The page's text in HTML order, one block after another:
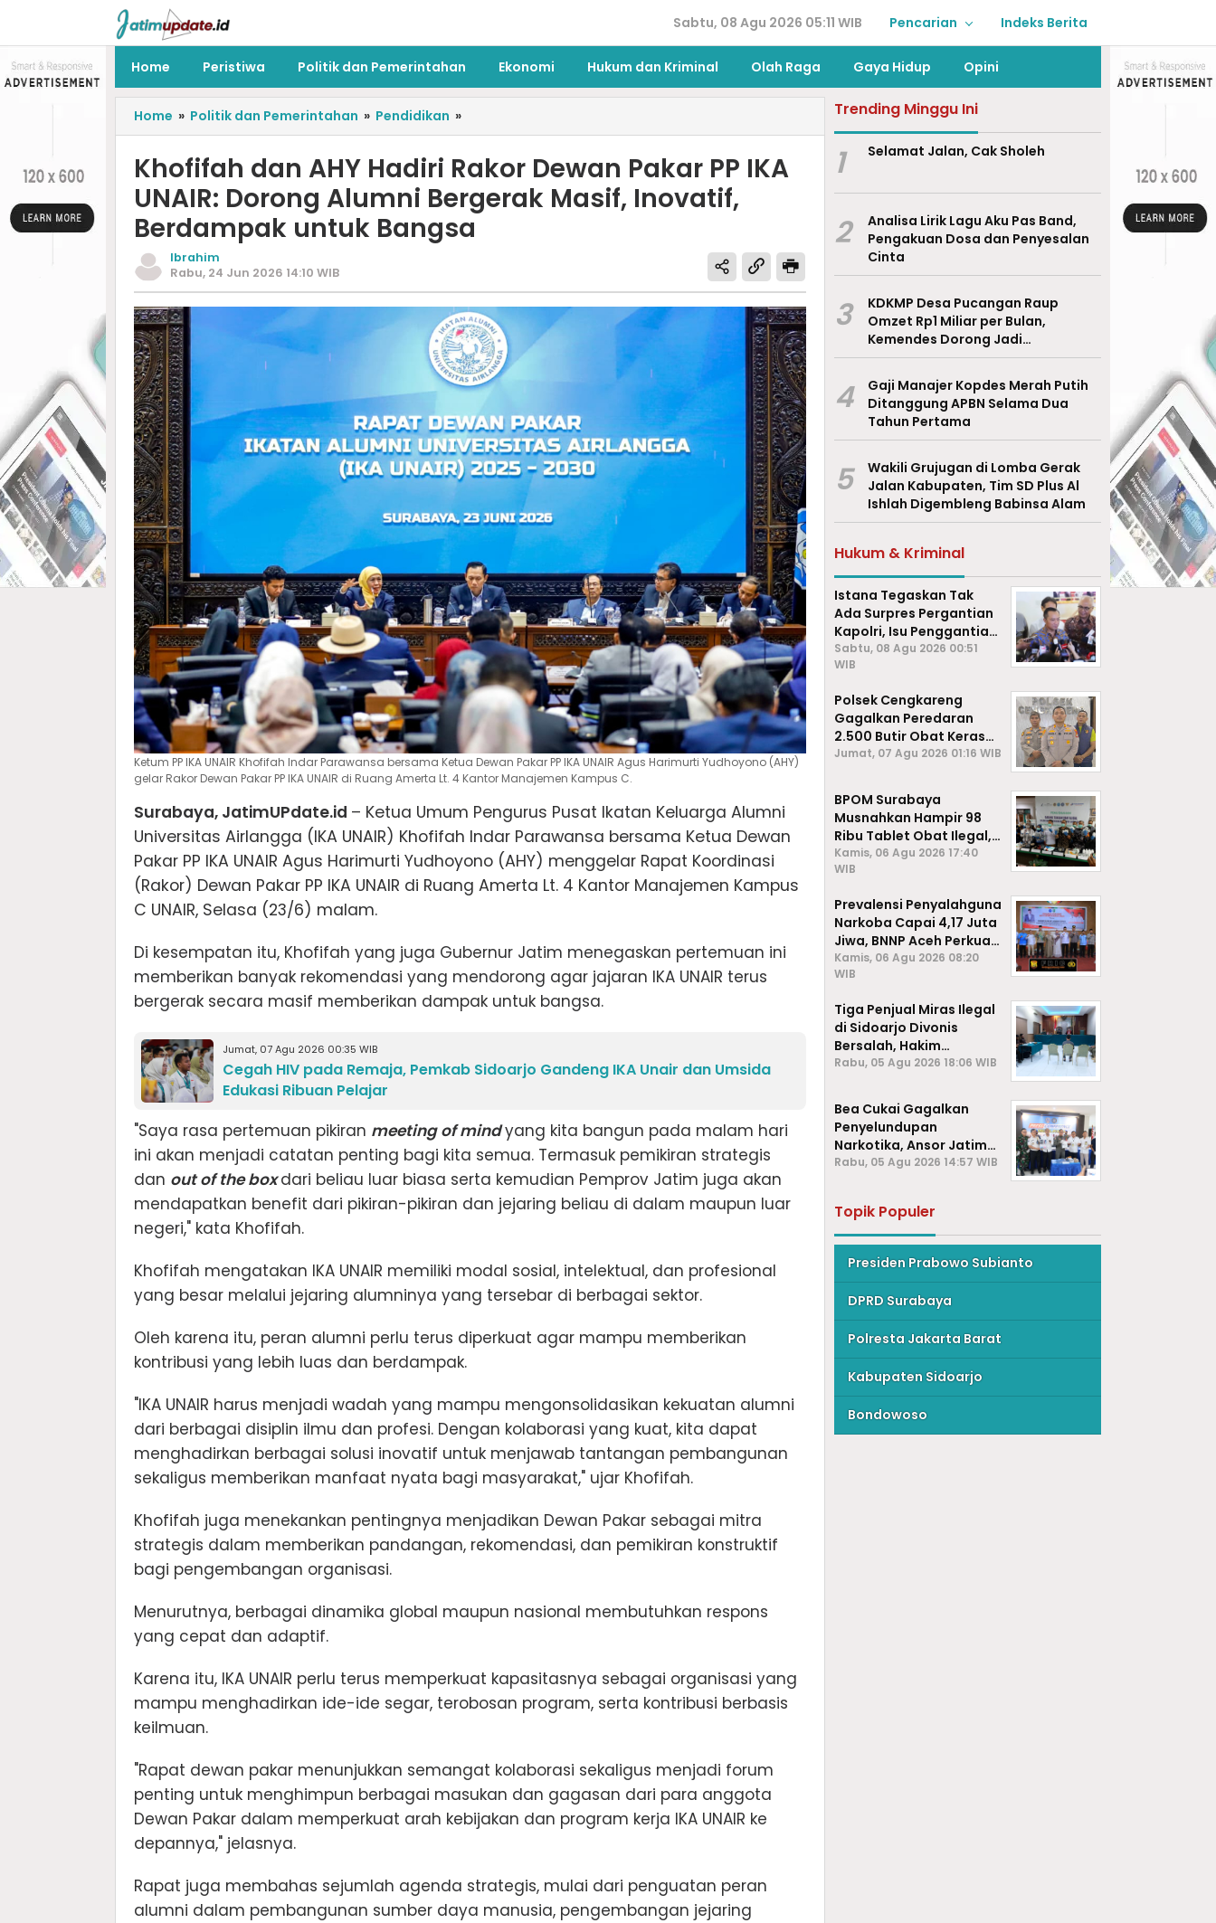
Sabtu, 08 Agu 2026 05:11 WIB Pencarian Indeks Berita
Home Peristiwa Politik dan Pemerintahan Ekonomi Hukum dan Kriminal Olah Raga Gaya Hidup Opini
Home » Politik dan Pemerintahan » Pendidikan »
Khofifah dan AHY Hadiri Rakor Dewan Pakar PP IKA
UNAIR: Dorong Alumni Bergerak Masif, Inovatif,
Berdampak untuk Bangsa
Ibrahim
Rabu, 24 Jun 2026 14:10 WIB
Ketum PP IKA UNAIR Khofifah Indar Parawansa bersama Ketua Dewan Pakar PP IKA UNAIR Agus Harimurti Yudhoyono (AHY)
gelar Rakor Dewan Pakar PP IKA UNAIR di Ruang Amerta Lt. 4 Kantor Manajemen Kampus C.
Surabaya, JatimUPdate.id – Ketua Umum Pengurus Pusat Ikatan Keluarga Alumni
Universitas Airlangga (IKA UNAIR) Khofifah Indar Parawansa bersama Ketua Dewan
Pakar PP IKA UNAIR Agus Harimurti Yudhoyono (AHY) menggelar Rapat Koordinasi
(Rakor) Dewan Pakar PP IKA UNAIR di Ruang Amerta Lt. 4 Kantor Manajemen Kampus
C UNAIR, Selasa (23/6) malam.
Di kesempatan itu, Khofifah yang juga Gubernur Jatim menegaskan pertemuan ini
memberikan banyak rekomendasi yang mendorong agar jajaran IKA UNAIR terus
bergerak secara masif memberikan dampak untuk bangsa.
Jumat, 07 Agu 2026 00:35 WIB
Cegah HIV pada Remaja, Pemkab Sidoarjo Gandeng IKA Unair dan Umsida
Edukasi Ribuan Pelajar
"Saya rasa pertemuan pikiran meeting of mindyang kita bangun pada malam hari
ini akan menjadi catatan penting bagi kita semua. Termasuk pemikiran strategis
dan out of the boxdari beliau luar biasa serta kemudian Pemprov Jatim juga akan
mendapatkan benefit dari pikiran-pikiran dan jejaring beliau di dalam maupun luar
negeri," kata Khofifah.
Khofifah mengatakan IKA UNAIR memiliki modal sosial, intelektual, dan profesional
yang besar melalui jejaring alumninya yang tersebar di berbagai sektor.
Oleh karena itu, peran alumni perlu terus diperkuat agar mampu memberikan
kontribusi yang lebih luas dan berdampak.
"IKA UNAIR harus menjadi wadah yang mampu mengonsolidasikan kekuatan alumni
dari berbagai disiplin ilmu dan profesi. Dengan kolaborasi yang kuat, kita dapat
menghadirkan berbagai solusi inovatif untuk menjawab tantangan pembangunan
sekaligus memberikan manfaat nyata bagi masyarakat," ujar Khofifah.
Khofifah juga menekankan pentingnya menjadikan Dewan Pakar sebagai mitra
strategis dalam memberikan pandangan, rekomendasi, dan pemikiran konstruktif
bagi pengembangan organisasi.
Menurutnya, berbagai dinamika global maupun nasional membutuhkan respons
yang cepat dan adaptif.
Karena itu, IKA UNAIR perlu terus memperkuat kapasitasnya sebagai organisasi yang
mampu menghadirkan ide-ide segar, terobosan program, serta kontribusi berbasis
keilmuan.
"Rapat dewan pakar menunjukkan semangat kolaborasi sekaligus menjadi forum
penting untuk menghimpun berbagai masukan dan gagasan dari para anggota
Dewan Pakar dalam memperkuat arah kebijakan dan program kerja IKA UNAIR ke
depannya," jelasnya.
Rapat juga membahas sejumlah agenda strategis, mulai dari penguatan peran
alumni dalam pembangunan sumber daya manusia, pengembangan jejaring
Trending Minggu Ini
1 Selamat Jalan, Cak Sholeh
2
Analisa Lirik Lagu Aku Pas Band,
Pengakuan Dosa dan Penyesalan
Cinta
3
KDKMP Desa Pucangan Raup
Omzet Rp1 Miliar per Bulan,
Kemendes Dorong Jadi
Percontohan Nasional
4
Gaji Manajer Kopdes Merah Putih
Ditanggung APBN Selama Dua
Tahun Pertama
5
Wakili Grujugan di Lomba Gerak
Jalan Kabupaten, Tim SD Plus Al
Ishlah Digembleng Babinsa Alam
Hukum & Kriminal
Istana Tegaskan Tak
Ada Surpres Pergantian
Kapolri, Isu Penggantian
Listyo Sigit Dipastikan
Hoaks
Sabtu, 08 Agu 2026 00:51
WIB
Polsek Cengkareng
Gagalkan Peredaran
2.500 Butir Obat Keras
Daftar G, Satu Pengedar
Jumat, 07 Agu 2026 01:16 WIB
BPOM Surabaya
Musnahkan Hampir 98
Ribu Tablet Obat Ilegal,
Cegah Penyalahgunaan
di Kalangan Pelajar
Kamis, 06 Agu 2026 17:40
WIB
Prevalensi Penyalahguna
Narkoba Capai 4,17 Juta
Jiwa, BNNP Aceh Perkuat
P4GN di Subulussalam
Kamis, 06 Agu 2026 08:20
WIB
Tiga Penjual Miras Ilegal
di Sidoarjo Divonis
Bersalah, Hakim
Jatuhkan Denda hingga
Rabu, 05 Agu 2026 18:06 WIB
Bea Cukai Gagalkan
Penyelundupan
Narkotika, Ansor Jatim
Negara Tak Kalah dari
Rabu, 05 Agu 2026 14:57 WIB
Topik Populer
Presiden Prabowo Subianto
DPRD Surabaya
Polresta Jakarta Barat
Kabupaten Sidoarjo
Bondowoso